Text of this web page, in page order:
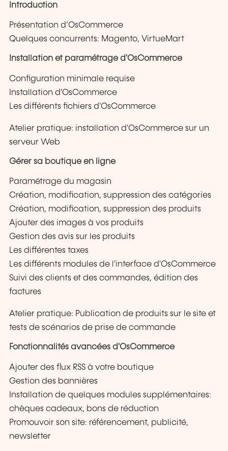
Introduction
Présentation d’OsCommerce
Quelques concurrents: Magento, VirtueMart
Installation et paramétrage d'OsCommerce
Configuration minimale requise
Installation d'OsCommerce
Les différents fichiers d'OsCommerce
Atelier pratique: installation d'OsCommerce sur un
serveur Web
Gérer sa boutique en ligne
Paramétrage du magasin
Création, modification, suppression des catégories
Création, modification, suppression des produits
Ajouter des images à vos produits
Gestion des avis sur les produits
Les différentes taxes
Les différents modules de l'interface d'OsCommerce
Suivi des clients et des commandes, édition des
factures
Atelier pratique: Publication de produits sur le site et
tests de scénarios de prise de commande
Fonctionnalités avancées d'OsCommerce
Ajouter des flux RSS à votre boutique
Gestion des bannières
Installation de quelques modules supplémentaires:
chèques cadeaux, bons de réduction
Promouvoir son site: référencement, publicité,
newsletter